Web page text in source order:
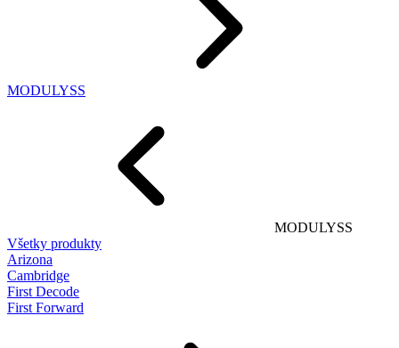
MODULYSS
MODULYSS
Všetky produkty
Arizona
Cambridge
First Decode
First Forward